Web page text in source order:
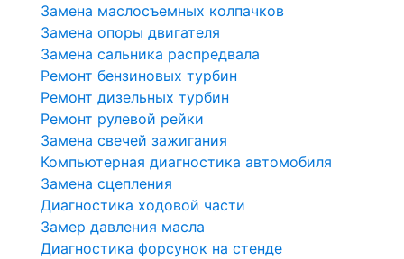
Замена маслосъемных колпачков
Замена опоры двигателя
Замена сальника распредвала
Ремонт бензиновых турбин
Ремонт дизельных турбин
Ремонт рулевой рейки
Замена свечей зажигания
Компьютерная диагностика автомобиля
Замена сцепления
Диагностика ходовой части
Замер давления масла
Диагностика форсунок на стенде